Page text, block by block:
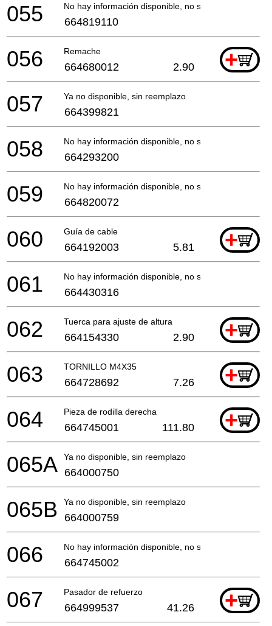
No hay información disponible, no se puede pedir
055 664819110
Remache +
056 664680012 2.90
Ya no disponible, sin reemplazo
057 664399821
No hay información disponible, no se puede pedir
058 664293200
No hay información disponible, no se puede pedir
059 664820072
Guía de cable +
060 664192003 5.81
No hay información disponible, no se puede pedir
061 664430316
Tuerca para ajuste de altura +
062 664154330 2.90
TORNILLO M4X35 +
063 664728692 7.26
Pieza de rodilla derecha +
064 664745001 111.80
Ya no disponible, sin reemplazo
065A 664000750
Ya no disponible, sin reemplazo
065B 664000759
No hay información disponible, no se puede pedir
066 664745002
Pasador de refuerzo +
067 664999537 41.26